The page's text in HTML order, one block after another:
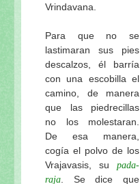
Vrindavana.
Para que no se
lastimaran sus pies
descalzos, él barría
con una escobilla el
camino, de manera
que las piedrecillas
no los molestaran.
De esa manera,
cogía el polvo de los
Vrajavasis, su pada-
raja . Se dice que